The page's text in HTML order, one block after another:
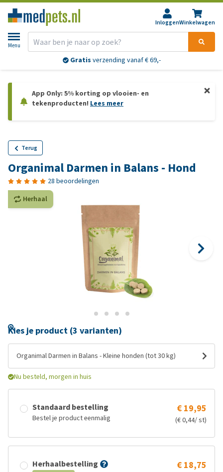
InloggenWinkelwagen
Menu
Gratis verzending vanaf € 69,-
App Only: 5% korting op vlooien- en
tekenproducten! Lees meer
Terug
Organimal Darmen in Balans - Hond
28 beoordelingen
Herhaal
Kies je product (3 varianten)
Organimal Darmen in Balans - Kleine honden (tot 30 kg)
Nu besteld, morgen in huis
Standaard bestelling
Bestel je product eenmalig
€ 19,95
(€ 0,44/ st)
Herhaalbestelling € 18,75